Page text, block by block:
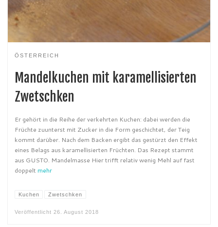
ÖSTERREICH
Mandelkuchen mit karamellisierten
Zwetschken
Er gehört in die Reihe der verkehrten Kuchen: dabei werden die
Früchte zuunterst mit Zucker in die Form geschichtet, der Teig
kommt darüber. Nach dem Backen ergibt das gestürzt den Effekt
eines Belags aus karamellisierten Früchten. Das Rezept stammt
aus GUSTO. Mandelmasse Hier trifft relativ wenig Mehl auf fast
doppelt mehr
Kuchen Zwetschken
Veröffentlicht 26. August 2018